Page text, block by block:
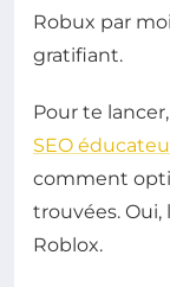
Robux par
gratifiant.
Pour te
SEO
comment
trouvées. Oui,
Roblox.